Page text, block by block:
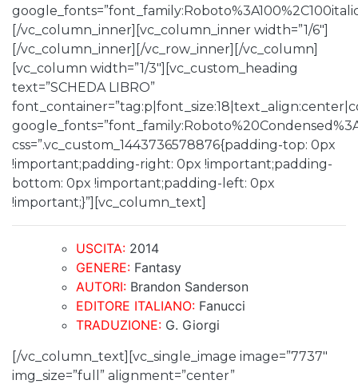
[/vc_column_inner][vc_column_inner width=”1/6″]
[/vc_column_inner][/vc_row_inner][/vc_column]
[vc_column width=”1/3″][vc_custom_heading
text=”SCHEDA LIBRO”
css=”.vc_custom_1443736578876{padding-top: 0px
!important;padding-right: 0px !important;padding-
bottom: 0px !important;padding-left: 0px
!important;}”][vc_column_text]
USCITA: 2014
GENERE: Fantasy
AUTORI: Brandon Sanderson
EDITORE ITALIANO: Fanucci
TRADUZIONE: G. Giorgi
[/vc_column_text][vc_single_image image=”7737″
img_size=”full” alignment=”center”